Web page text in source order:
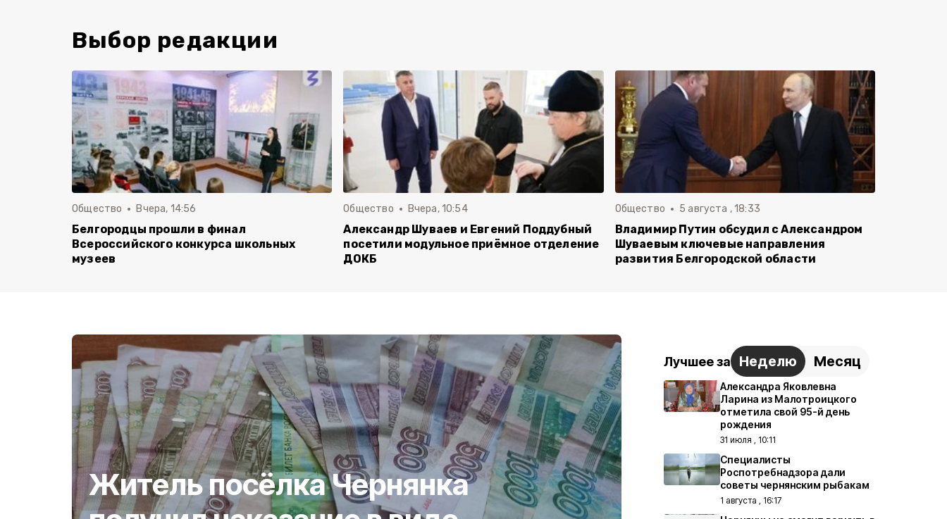
Выбор редакции
Общество Вчера, 14:56
Белгородцы прошли в финал
Всероссийского конкурса школьных
музеев
Общество Вчера, 10:54
Александр Шуваев и Евгений Поддубный
посетили модульное приёмное отделение
ДОКБ
Общество 5 августа , 18:33
Владимир Путин обсудил с Александром
Шуваевым ключевые направления
развития Белгородской области
Житель посёлка Чернянка
Лучшее за Неделю Месяц
Александра Яковлевна
Ларина из Малотроицкого
отметила свой 95-й день
рождения
31 июля , 10:11
Специалисты
Роспотребнадзора дали
советы чернянским рыбакам
1 августа , 16:17